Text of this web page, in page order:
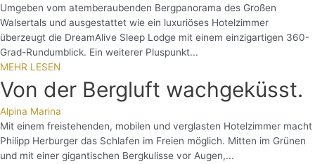
Umgeben vom atemberaubenden Bergpanorama des Großen
Walsertals und ausgestattet wie ein luxuriöses Hotelzimmer
überzeugt die DreamAlive Sleep Lodge mit einem einzigartigen 360-
Grad-Rundumblick. Ein weiterer Pluspunkt...
MEHR LESEN
Von der Bergluft wachgeküsst.
Alpina Marina
Mit einem freistehenden, mobilen und verglasten Hotelzimmer macht
Philipp Herburger das Schlafen im Freien möglich. Mitten im Grünen
und mit einer gigantischen Bergkulisse vor Augen,...